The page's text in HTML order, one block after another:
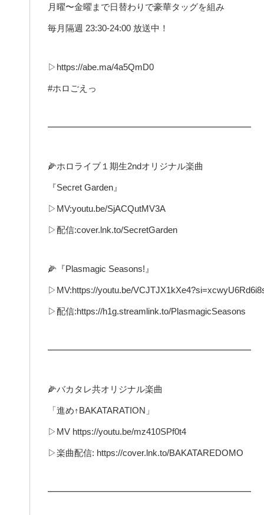
月曜〜金曜まで日替わりで豪華タッグを組み
毎月隔週 23:30-24:00 放送中！
▷https://abe.ma/4a5QmD0
#ホロごえっ
━━━━━━━━━━━━━━━━━━━━━━━
🌽ホロライブ１期生2ndオリジナル楽曲
『Secret Garden』
▷MV:youtu.be/SjACQutMV3A
▷配信:cover.lnk.to/SecretGarden
🌽『Plasmagic Seasons!』
▷MV:https://youtu.be/
▷配信:https://h1g.streamlink.to/PlasmagicSeasons
━━━━━━━━━━━━━━━━━━━━━━━
🌽バカタレ共オリジナル楽曲
「進め↑BAKATARATION」
▷MV https://youtu.be/mz410SPf0t4
▷楽曲配信: https://cover.lnk.to/BAKATAREDOMO
━━━━━━━━━━━━━━━━━━━━━━━